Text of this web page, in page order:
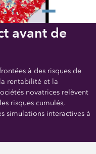
avant de
à des risques de
rentabilité et la
novatrices relèvent
risques cumulés,
simulations interactives à